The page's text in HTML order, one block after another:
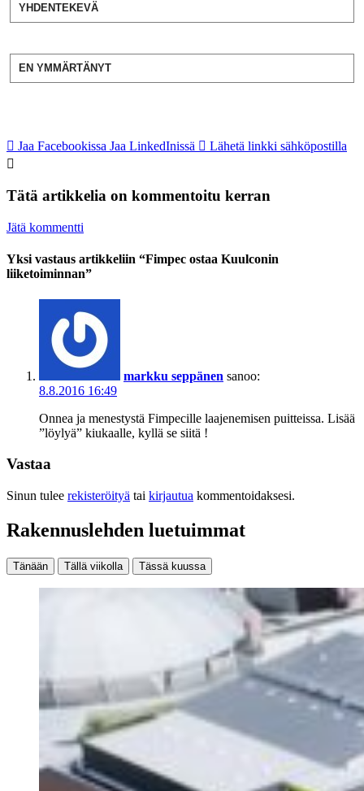
YHDENTEKEVÄ
EN YMMÄRTÄNYT
Jaa Facebookissa Jaa LinkedInissä Lähetä linkki sähköpostilla
Tätä artikkelia on kommentoitu kerran
Jätä kommentti
Yksi vastaus artikkeliin “Fimpec ostaa Kuulconin
liiketoiminnan”
markku seppänen sanoo:
8.8.2016 16:49
Onnea ja menestystä Fimpecille laajenemisen puitteissa. Lisää
”löylyä” kiukaalle, kyllä se siitä !
Vastaa
Sinun tulee rekisteröityä tai kirjautua kommentoidaksesi.
Rakennuslehden luetuimmat
Tänään Tällä viikolla Tässä kuussa